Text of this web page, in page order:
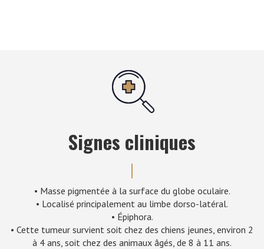
Signes cliniques
• Masse pigmentée à la surface du globe oculaire.
• Localisé principalement au limbe dorso-latéral.
• Épiphora.
• Cette tumeur survient soit chez des chiens jeunes, environ 2
à 4 ans, soit chez des animaux âgés, de 8 à 11 ans.